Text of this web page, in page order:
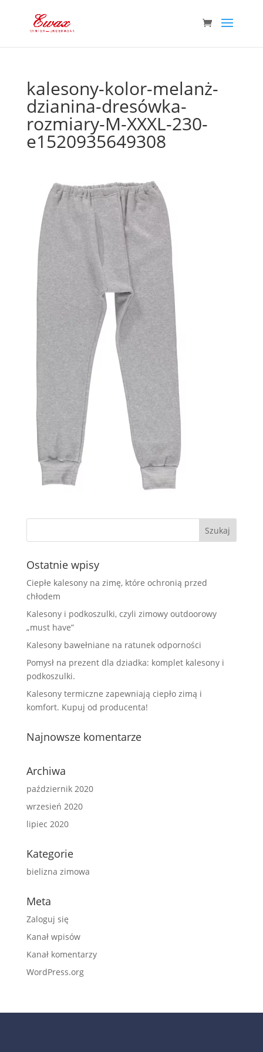
kalesony-kolor-melanż-
dzianina-dresówka-
rozmiary-M-XXXL-230-
e1520935649308
Ostatnie wpisy
Ciepłe kalesony na zimę, które ochronią przed
chłodem
Kalesony i podkoszulki, czyli zimowy outdoorowy
„must have”
Kalesony bawełniane na ratunek odporności
Pomysł na prezent dla dziadka: komplet kalesony i
podkoszulki.
Kalesony termiczne zapewniają ciepło zimą i
komfort. Kupuj od producenta!
Najnowsze komentarze
Archiwa
październik 2020
wrzesień 2020
lipiec 2020
Kategorie
bielizna zimowa
Meta
Zaloguj się
Kanał wpisów
Kanał komentarzy
WordPress.org